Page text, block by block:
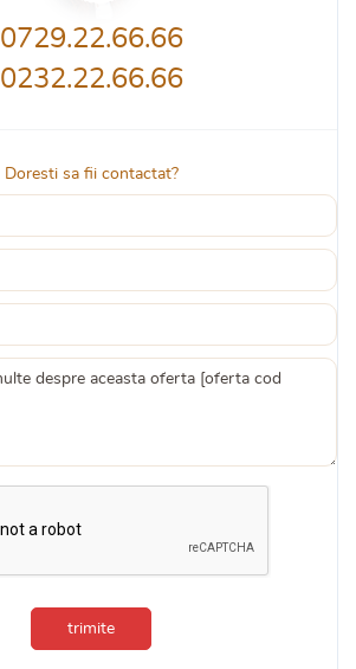
0729.22.66.66
0232.22.66.66
Doresti sa fii contactat?
trimite